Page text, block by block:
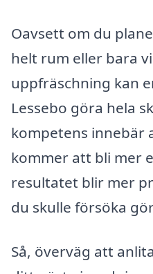
Oavsett om du
helt rum eller bara
uppfräschning kan
Lessebo göra hela
kompetens innebär
kommer att bli mer
resultatet blir mer
du skulle försöka
Så, överväg att